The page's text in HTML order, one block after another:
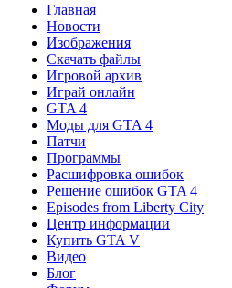
Главная
Новости
Изображения
Скачать файлы
Игровой архив
Играй онлайн
GTA 4
Моды для GTA 4
Патчи
Программы
Расшифровка ошибок
Решение ошибок GTA 4
Episodes from Liberty City
Центр информации
Купить GTA V
Видео
Блог